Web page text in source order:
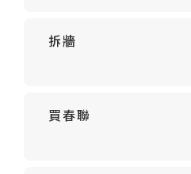
拆牆
買春聯